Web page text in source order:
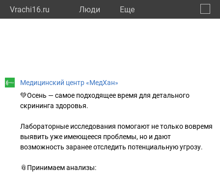
Vrachi16.ru Люди Eще
Медицинский центр «МедХан»
💚Осень — самое подходящее время для детального
скрининга здоровья.
Лабораторные исследования помогают не только вовремя
выявить уже имеющееся проблемы, но и дают
возможность заранее отследить потенциальную угрозу.
📎Принимаем анализы: